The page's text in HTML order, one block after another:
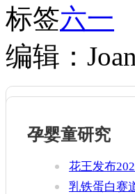
标签六一
编辑：
孕婴童研究
花王发布
乳铁蛋白赛